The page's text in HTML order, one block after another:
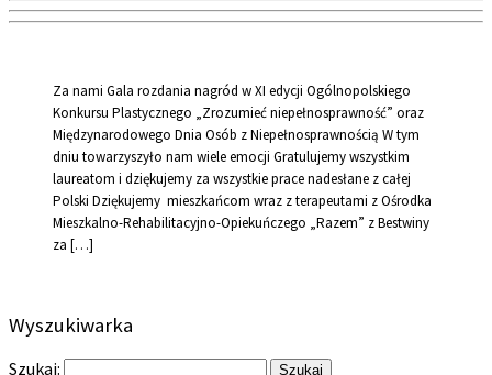
Za nami Gala rozdania nagród w XI edycji Ogólnopolskiego
Konkursu Plastycznego „Zrozumieć niepełnosprawność” oraz
Międzynarodowego Dnia Osób z Niepełnosprawnością W tym
dniu towarzyszyło nam wiele emocji Gratulujemy wszystkim
laureatom i dziękujemy za wszystkie prace nadesłane z całej
Polski Dziękujemy mieszkańcom wraz z terapeutami z Ośrodka
Mieszkalno-Rehabilitacyjno-Opiekuńczego „Razem” z Bestwiny
za […]
Wyszukiwarka
Szukaj: